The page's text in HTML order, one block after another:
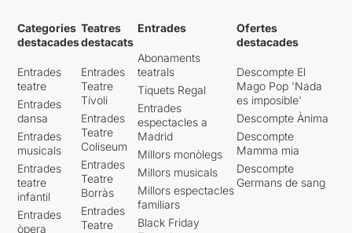
Categories
destacades
Entrades
teatre
Entrades
dansa
Entrades
musicals
Entrades
teatre
infantil
Entrades
òpera
Teatres
destacats
Entrades
Teatre
Tívoli
Entrades
Teatre
Coliseum
Entrades
Teatre
Borràs
Entrades
Teatre
Entrades
Abonaments
teatrals
Tiquets Regal
Entrades
espectacles a
Madrid
Millors monòlegs
Millors musicals
Millors espectacles
familiars
Black Friday
Ofertes
destacades
Descompte El
Mago Pop 'Nada
es imposible'
Descompte Ànima
Descompte
Mamma mia
Descompte
Germans de sang